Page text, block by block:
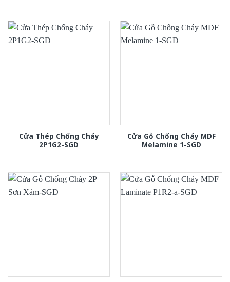
Cửa Thép Chống Cháy
2P1G2-SGD
Cửa Gỗ Chống Cháy MDF
Melamine 1-SGD